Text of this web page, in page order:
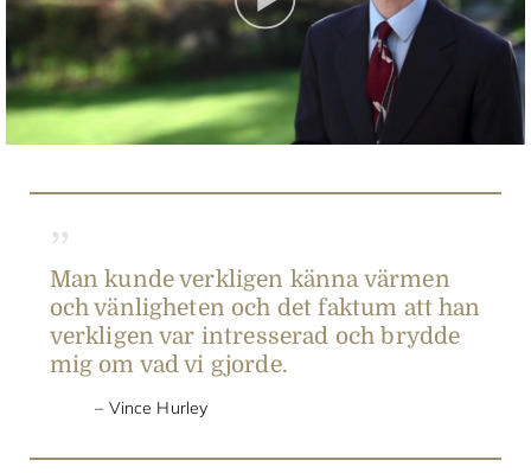
Play
Video
Man kunde verkligen känna värmen
och vänligheten och det faktum att han
verkligen var intresserad och brydde
mig om vad vi gjorde.
Vince Hurley